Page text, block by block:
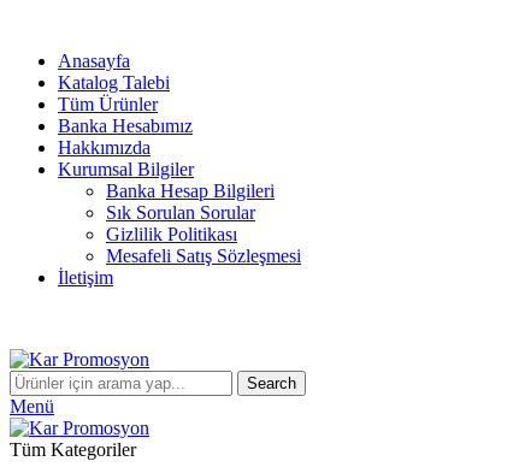
Anasayfa
Katalog Talebi
Tüm Ürünler
Banka Hesabımız
Hakkımızda
Kurumsal Bilgiler
Banka Hesap Bilgileri
Sık Sorulan Sorular
Gizlilik Politikası
Mesafeli Satış Sözleşmesi
İletişim
Search
Menü
Tüm Kategoriler